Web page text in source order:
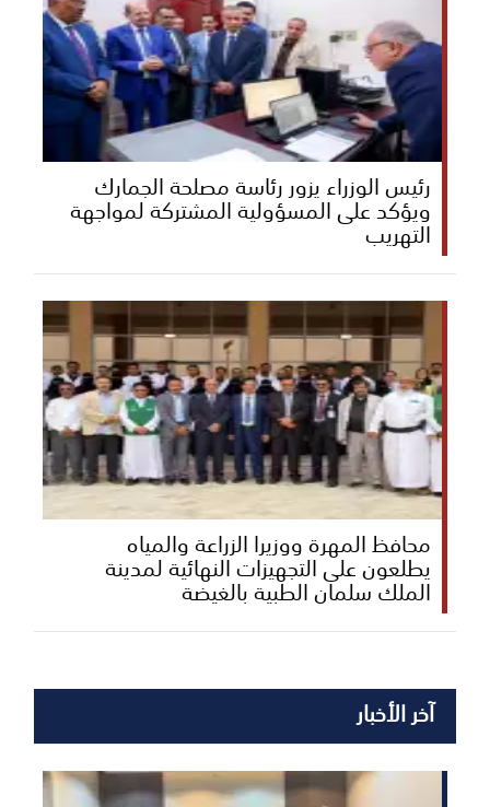
رئيس الوزراء يزور رئاسة مصلحة الجمارك
ويؤكد على المسؤولية المشتركة لمواجهة
التهريب
محافظ المهرة ووزيرا الزراعة والمياه
يطلعون على التجهيزات النهائية لمدينة
الملك سلمان الطبية بالغيضة
آخر الأخبار